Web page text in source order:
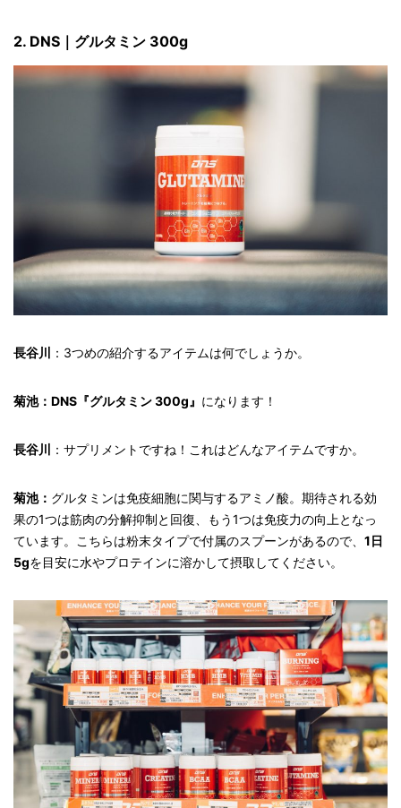
2. DNS｜グルタミン 300g
長谷川 ：3つめの紹介するアイテムは何でしょうか。
菊池：DNS『グルタミン 300g』 になります！
長谷川 ：サプリメントですね！これはどんなアイテムですか。
菊池： グルタミンは免疫細胞に関与するアミノ酸。期待される効
果の1つは筋肉の分解抑制と回復、もう1つは免疫力の向上となっ
ています。こちらは粉末タイプで付属のスプーンがあるので、 1日
5gを目安に水やプロテインに溶かして摂取してください。